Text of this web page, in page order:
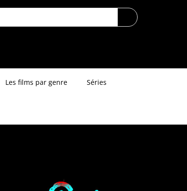
Les films par genre Séries